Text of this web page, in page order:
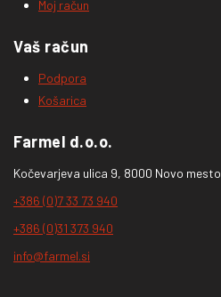
Moj račun
Vaš račun
Podpora
Košarica
Farmel d.o.o.
Kočevarjeva ulica 9, 8000 Novo mesto
+386 (0)7 33 73 940
+386 (0)31 373 940
info@farmel.si